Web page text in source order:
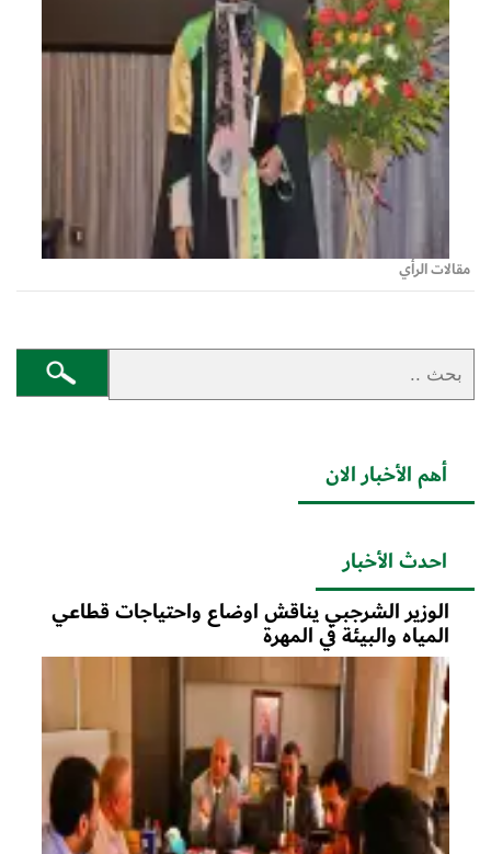
مقالات الرأي
أهم الأخبار الان
احدث الأخبار
الوزير الشرجبي يناقش اوضاع واحتياجات قطاعي
المياه والبيئة في المهرة